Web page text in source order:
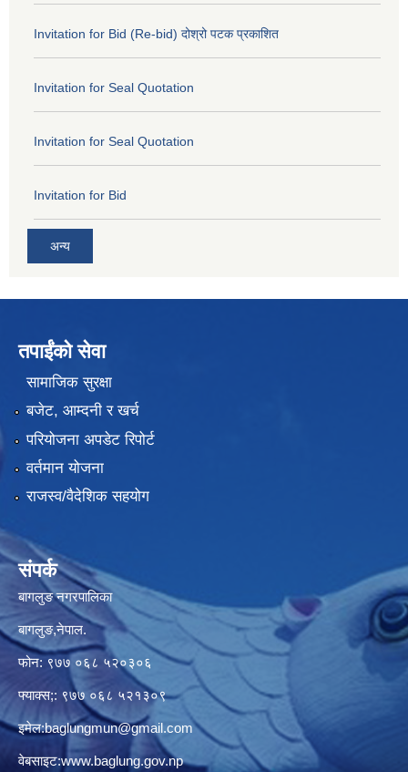
Invitation for Bid (Re-bid) दोश्रो पटक प्रकाशित
Invitation for Seal Quotation
Invitation for Seal Quotation
Invitation for Bid
अन्य
तपाईंको सेवा
सामाजिक सुरक्षा
बजेट, आम्दनी र खर्च
परियोजना अपडेट रिपोर्ट
वर्तमान योजना
राजस्व/वैदेशिक सहयोग
संपर्क
बागलुङ नगरपालिका
बागलुङ,नेपाल.
फोन: ९७७ ०६८ ५२०३०६
फ्याक्स;: ९७७ ०६८ ५२१३०९
इमेल:baglungmun@gmail.com
वेबसाइट:www.baglung.gov.np